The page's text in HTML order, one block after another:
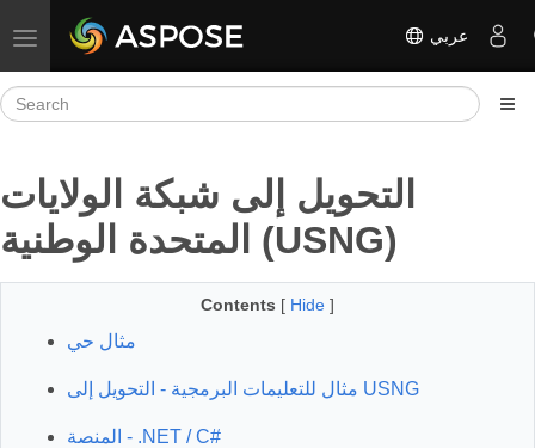
Toggle navigation عربي
التحويل إلى شبكة الولايات
المتحدة الوطنية (USNG)
Contents [ Hide ]
مثال حي
مثال للتعليمات البرمجية - التحويل إلى USNG
المنصة - .NET / C#